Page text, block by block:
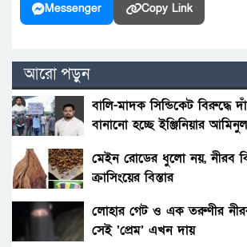
Messenger Copy Link
আরো পড়ুন
বালি-মাদক সিন্ডিকেট বিরুদ্ধে
বানানো হচ্ছে ইঞ্জিনিয়ার
মেইন রোডের ধুলো নয়, নীরব
ক্রাসিংয়ের বিস্তার
লোহার গেট ও এক তরুণীর নীরব
সেই ‘প্রেম’ এখন দায়